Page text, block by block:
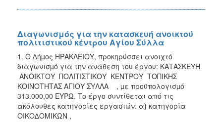
Διαγωνισμός για την κατασκευή ανοικτού
πολιτιστικού κέντρου Αγίου Σύλλα
1. Ο ∆ήµος ΗΡΑΚΛΕΙΟΥ, προκηρύσσει ανοιχτό
διαγωνισµό για την ανάθεση του έργου: ΚΑΤΑΣΚΕΥΗ
ΑΝΟΙΚΤΟΥ ΠΟΛΙΤΙΣΤΙΚΟΥ ΚΕΝΤΡΟΥ ΤΟΠΙΚΗΣ
ΚΟΙΝΟΤΗΤΑΣ ΑΓΙΟΥ ΣΥΛΛΑ , µε προϋπολογισµό
313.000,00 ΕΥΡΩ. Το έργο συντίθεται από τις
ακόλουθες κατηγορίες εργασιών: α) κατηγορία
ΟΙΚΟ∆ΟΜΙΚΩΝ ,